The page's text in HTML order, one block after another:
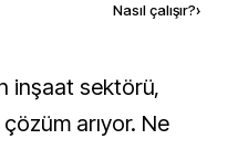
Nasıl çalışır?›
arıyor. Ne